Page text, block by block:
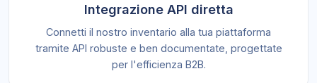
Integrazione API diretta
Connetti il nostro inventario alla tua piattaforma
tramite API robuste e ben documentate, progettate
per l'efficienza B2B.